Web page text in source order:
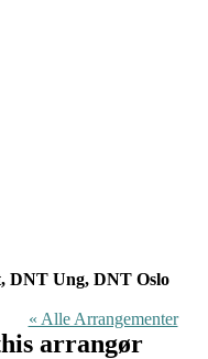
DNT Ung, DNT Oslo
« Alle Arrangementer
arrangør